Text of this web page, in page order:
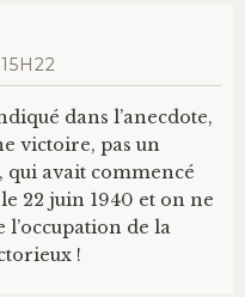
dans l’anecdote,
victoire, pas un
qui avait commencé
22 juin 1940 et on ne
l’occupation de la
!